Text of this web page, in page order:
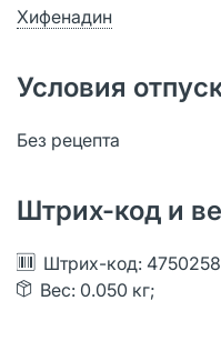
Хифенадин
Условия
Без рецепта
Штрих-код и
Штрих-код:
Вес: 0.050 кг;